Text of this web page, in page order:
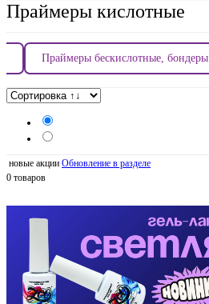
Праймеры кислотные
Праймеры бескислотные, бондеры
новые акции Обновление в разделе
0 товаров